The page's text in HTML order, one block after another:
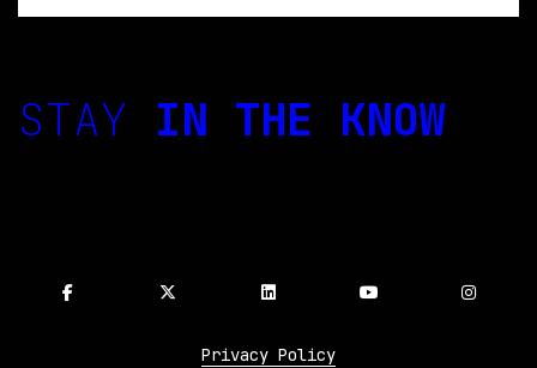
STAY IN THE KNOW
Privacy Policy